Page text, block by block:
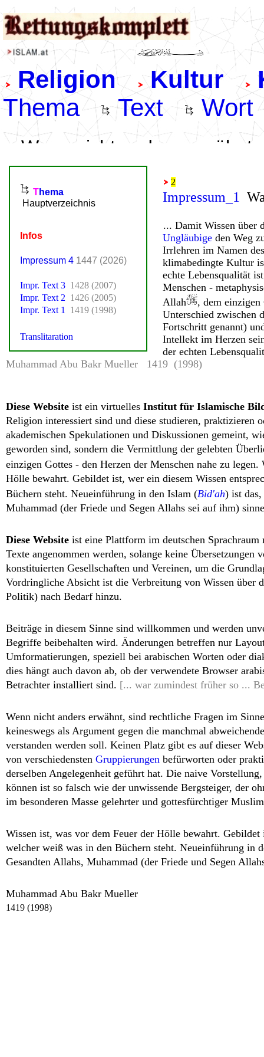
2
Impressum_1
... Damit Wissen über
Ungläubige den Weg
Irrlehren im Namen
klimabedingte Kultur
echte Lebensqualität
Menschen -
Allah
, dem einzigen
Unterschied zwischen
Fortschritt genannt)
Intellekt im Herzen
der echten
Muhammad Abu Bakr Mueller 1419 (1998)
Diese Website ist ein virtuelles Institut für Islamische
Religion interessiert sind und diese studieren,
akademischen Spekulationen und Diskussionen gemeint,
geworden sind, sondern die Vermittlung der gelebten
einzigen Gottes - den Herzen der Menschen nahe zu
Hölle bewahrt. Gebildet ist, wer ein diesem Wissen
Büchern steht. Neueinführung in den Islam (Bid'ah) ist
Muhammad (der Friede und Segen Allahs sei auf ihm)
Diese Website ist eine Plattform im deutschen
Texte angenommen werden, solange keine Übersetzungen
konstituierten Gesellschaften und Vereinen, um die
Vordringliche Absicht ist die Verbreitung von Wissen über
Politik) nach Bedarf hinzu.
Beiträge in diesem Sinne sind willkommen und werden
Begriffe beibehalten wird. Änderungen betreffen nur
Umformatierungen, speziell bei arabischen Worten oder
dies hängt auch davon ab, ob der verwendete Browser
Betrachter installiert sind. [... war zumindest früher so ...
Wenn nicht anders erwähnt, sind rechtliche Fragen im
keineswegs als Argument gegen die manchmal
verstanden werden soll. Keinen Platz gibt es auf dieser
von verschiedensten Gruppierungen befürworten oder
derselben Angelegenheit geführt hat. Die naive
können ist so falsch wie der unwissende Bergsteiger, der
im besonderen Masse gelehrter und gottesfürchtiger
Wissen ist, was vor dem Feuer der Hölle bewahrt.
welcher weiß was in den Büchern steht. Neueinführung in
Gesandten Allahs, Muhammad (der Friede und Segen
Muhammad Abu Bakr Mueller
1419 (1998)